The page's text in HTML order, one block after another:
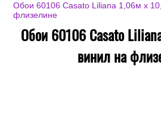
Обои 60106 Casato Liliana 1,06м х
флизелине
Обои 60106 Casato
винил на